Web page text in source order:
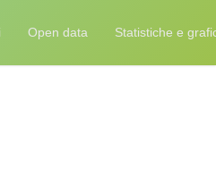
Open data Statistiche e